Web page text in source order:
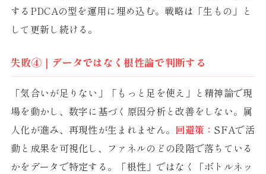
するPDCAの型を運用に埋め込む。戦略は「生もの」と
して更新し続ける。
失敗④｜データではなく根性論で判断する
「気合いが足りない」「もっと足を使え」と精神論で現
場を動かし、数字に基づく原因分析と改善をしない。属
人化が進み、再現性が生まれません。 回避策： SFAで活
動と成果を可視化し、ファネルのどの段階で落ちている
かをデータで特定する。「根性」ではなく「ボトルネッ